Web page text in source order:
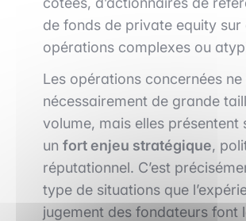
de fonds de private equity sur
opérations complexes ou
Les opérations concernées
nécessairement de grande
volume, mais elles présentent
un fort enjeu stratégique,
réputationnel. C’est
type de situations que
jugement des fondateurs font